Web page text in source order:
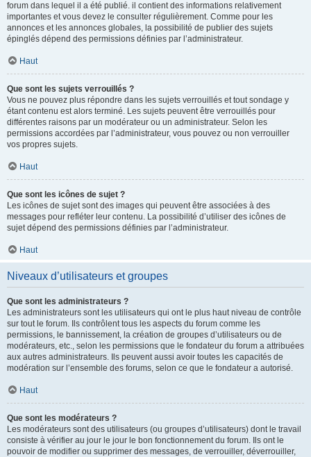
forum dans lequel il a été publié. il contient des informations relativement
importantes et vous devez le consulter régulièrement. Comme pour les
annonces et les annonces globales, la possibilité de publier des sujets
épinglés dépend des permissions définies par l’administrateur.
Haut
Que sont les sujets verrouillés ?
Vous ne pouvez plus répondre dans les sujets verrouillés et tout sondage y
étant contenu est alors terminé. Les sujets peuvent être verrouillés pour
différentes raisons par un modérateur ou un administrateur. Selon les
permissions accordées par l’administrateur, vous pouvez ou non verrouiller
vos propres sujets.
Haut
Que sont les icônes de sujet ?
Les icônes de sujet sont des images qui peuvent être associées à des
messages pour refléter leur contenu. La possibilité d’utiliser des icônes de
sujet dépend des permissions définies par l’administrateur.
Haut
Niveaux d’utilisateurs et groupes
Que sont les administrateurs ?
Les administrateurs sont les utilisateurs qui ont le plus haut niveau de contrôle
sur tout le forum. Ils contrôlent tous les aspects du forum comme les
permissions, le bannissement, la création de groupes d’utilisateurs ou de
modérateurs, etc., selon les permissions que le fondateur du forum a attribuées
aux autres administrateurs. Ils peuvent aussi avoir toutes les capacités de
modération sur l’ensemble des forums, selon ce que le fondateur a autorisé.
Haut
Que sont les modérateurs ?
Les modérateurs sont des utilisateurs (ou groupes d’utilisateurs) dont le travail
consiste à vérifier au jour le jour le bon fonctionnement du forum. Ils ont le
pouvoir de modifier ou supprimer des messages, de verrouiller, déverrouiller,